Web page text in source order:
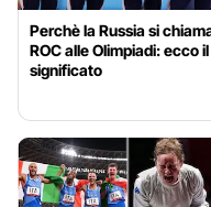
Perchè la Russia si
ROC alle Olimpiadi: ecco il
significato